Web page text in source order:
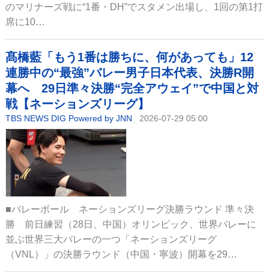
のマリナーズ戦に“1番・DH”でスタメン出場し、1回の第1打
席に10…
髙橋藍「もう1番は勝ちに、何があっても」12
連勝中の“最強”バレー男子日本代表、決勝R開
幕へ 29日準々決勝“完全アウェイ”で中国と対
戦【ネーションズリーグ】
TBS NEWS DIG Powered by JNN 2026-07-29 05:00
■バレーボール ネーションズリーグ決勝ラウンド 準々決
勝 前日練習（28日、中国）オリンピック、世界バレーに
並ぶ世界三大バレーの一つ「ネーションズリーグ
（VNL）」の決勝ラウンド（中国・寧波）開幕を29…